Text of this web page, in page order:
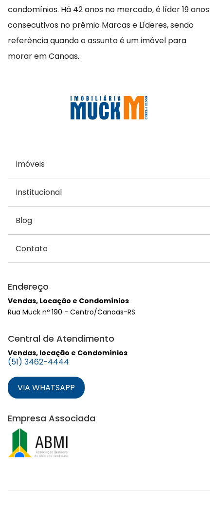
condomínios. Há 42 anos no mercado, é líder 19 anos
consecutivos no prêmio Marcas e Líderes, sendo
referência quando o assunto é um imóvel para
morar em Canoas.
Imóveis
Institucional
Blog
Contato
Endereço
Vendas, Locação e Condomínios
Rua Muck nº 190 - Centro/Canoas-RS
Central de Atendimento
Vendas, locação e Condomínios
(51) 3462-4444
VIA WHATSAPP
Empresa Associada